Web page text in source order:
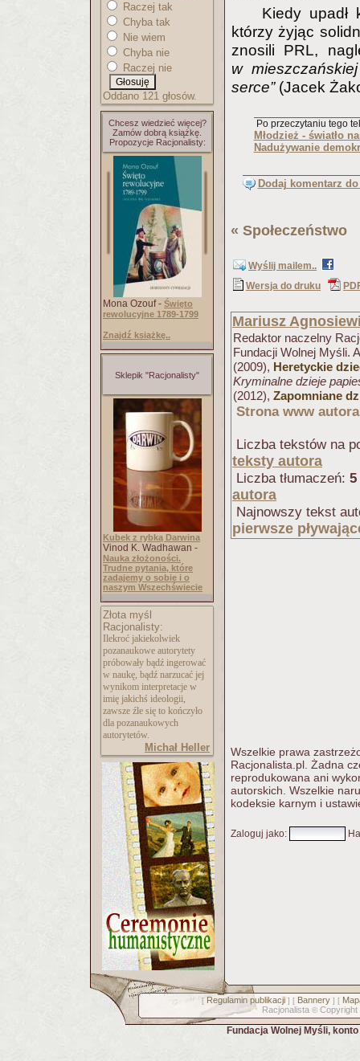
Raczej tak
Chyba tak
Nie wiem
Chyba nie
Raczej nie
Oddano 121 głosów.
Chcesz wiedzieć więcej?
Zamów dobrą książkę.
Propozycje Racjonalisty:
Mona Ozouf - Święto
rewolucyjne 1789-1799
Znajdź książkę..
Sklepik "Racjonalisty"
Kubek z rybką Darwina
Vinod K. Wadhawan -
Nauka złożoności.
Trudne pytania, które
zadajemy o sobie i o
naszym Wszechświecie
Złota myśl
Racjonalisty:
Ilekroć jakiekolwiek
pozanaukowe autorytety
próbowały bądź ingerować
w naukę, bądź narzucać jej
wynikom interpretacje w
imię jakichś ideologii,
zawsze źle się to kończyło
dla pozanaukowych
autorytetów.
Michał Heller
Kiedy upadł
którzy żyjąc
znosili PRL,
w
serce” (Jacek
Po przeczytaniu tego
Młodzież - światło
Nadużywanie
Dodaj komentarz
« Społeczeństwo
Wyślij mailem..
Wersja do druku
Mariusz
Redaktor naczelny
Fundacji Wolnej Myśli.
(2009), Heretyckie
Kryminalne dzieje
(2012), Zapomniane
Strona www autora
Liczba tekstów na
teksty autora
Liczba tłumaczeń: 5
autora
Najnowszy tekst
pierwsze
Wszelkie prawa
Racjonalista.pl. Żadna
reprodukowana ani
autorskich. Wszelkie
kodeksie karnym i
Zaloguj jako:
[ Regulamin publikacji] [ Bannery] [
Racjonalista © Copyright
Fundacja Wolnej Myśli,